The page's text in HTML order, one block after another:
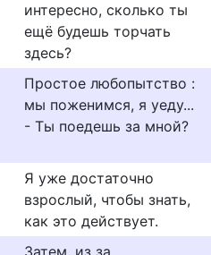
интересно, сколько ты
ещё будешь торчать
здесь?
Простое любопытство :
мы поженимся, я уеду...
- Ты поедешь за мной?
Я уже достаточно
взрослый, чтобы знать,
как это действует.
Затем, из за